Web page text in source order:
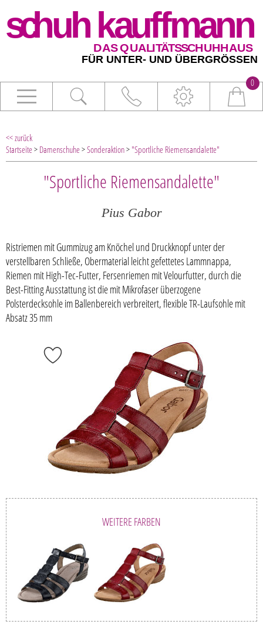
0
<< zurück
Startseite> Damenschuhe>Sonderaktion> "Sportliche Riemensandalette"
"Sportliche Riemensandalette"
Pius Gabor
Ristriemen mit Gummizug am Knöchel und Druckknopf unter der
verstellbaren Schließe, Obermaterial leicht gefettetes Lammnappa,
Riemen mit High-Tec-Futter, Fersenriemen mit Velourfutter, durch die
Best-Fitting Ausstattung ist die mit Mikrofaser überzogene
Polsterdecksohle im Ballenbereich verbreitert, flexible TR-Laufsohle mit
Absatz 35 mm
WEITERE FARBEN